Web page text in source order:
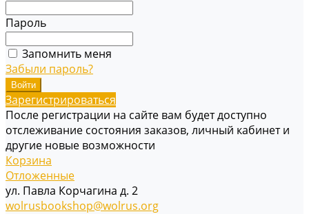
Пароль
Запомнить меня
Забыли пароль?
Зарегистрироваться
После регистрации на сайте вам будет доступно
отслеживание состояния заказов, личный кабинет и
другие новые возможности
Корзина
Отложенные
ул. Павла Корчагина д. 2
wolrusbookshop@wolrus.org